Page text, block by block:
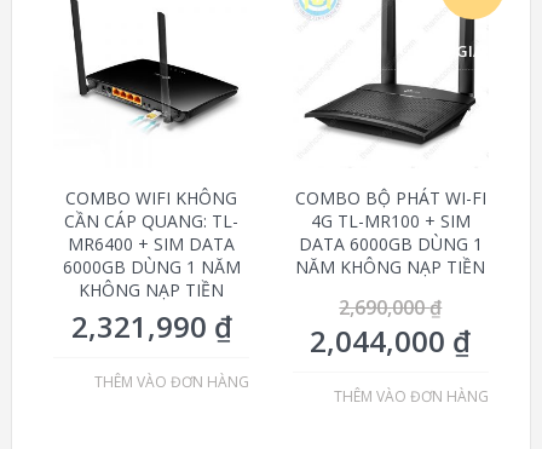
COMBO WIFI KHÔNG
CẦN CÁP QUANG: TL-
MR6400 + SIM DATA
6000GB DÙNG 1 NĂM
KHÔNG NẠP TIỀN
2,321,990 ₫
THÊM VÀO ĐƠN HÀNG
GIÁ!
COMBO BỘ PHÁT WI-FI
4G TL-MR100 + SIM
DATA 6000GB DÙNG 1
NĂM KHÔNG NẠP TIỀN
2,690,000₫
2,044,000 ₫
THÊM VÀO ĐƠN HÀNG